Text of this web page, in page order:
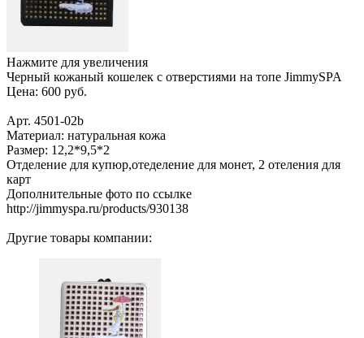
Нажмите для увеличения
Черный кожаный кошелек с отверстиями на топе JimmySPA
Цена: 600 руб.
Арт. 4501-02b
Материал: натуральная кожа
Размер: 12,2*9,5*2
Отделение для купюр,отеделение для монет, 2 отеления для
карт
Дополнительные фото по ссылке
http://jimmyspa.ru/products/930138
Другие товары компании: